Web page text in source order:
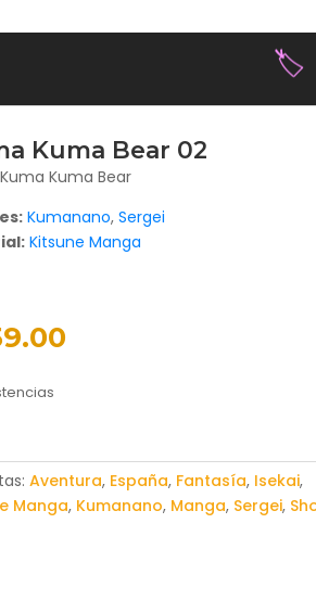
Kuma Bear 02
Kuma Bear
Kumanano, Sergei
Kitsune Manga
Aventura, España, Fantasía, Isekai,
Manga, Kumanano, Manga, Sergei,